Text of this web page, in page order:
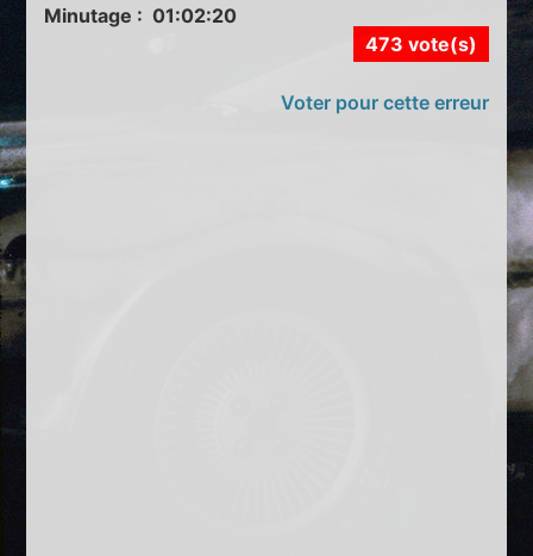
Minutage : 01:02:20
473 vote(s)
Voter pour cette erreur